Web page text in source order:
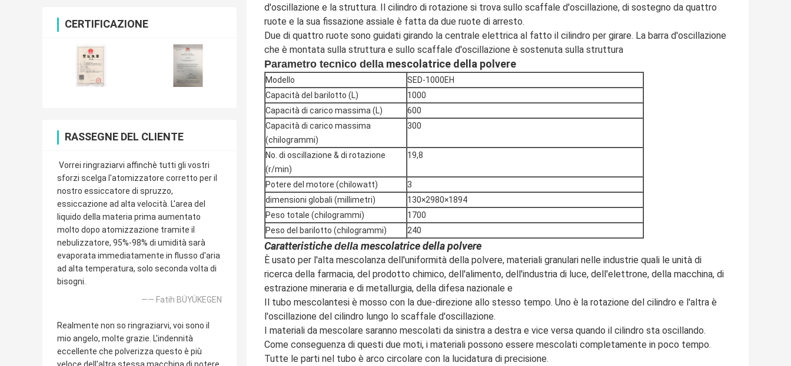
CERTIFICAZIONE
RASSEGNE DEL CLIENTE
Vorrei ringraziarvi affinchè tutti gli vostri
sforzi scelga l'atomizzatore corretto per il
nostro essiccatore di spruzzo,
essiccazione ad alta velocità. L'area del
liquido della materia prima aumentato
molto dopo atomizzazione tramite il
nebulizzatore, 95%-98% di umidità sarà
evaporata immediatamente in flusso d'aria
ad alta temperatura, solo seconda volta di
bisogni.
—— Fatih BÜYÜKEGEN
Realmente non so ringraziarvi, voi sono il
mio angelo, molte grazie. L'indennità
eccellente che polverizza questo è più
d'oscillazione e la struttura. Il cilindro di rotazione si trova sullo scaffale d'oscillazione, di sostegno da quattro
ruote e la sua fissazione assiale è fatta da due ruote di arresto.
Due di quattro ruote sono guidati girando la centrale elettrica al fatto il cilindro per girare. La barra d'oscillazione
che è montata sulla struttura e sullo scaffale d'oscillazione è sostenuta sulla struttura
Parametro tecnico della mescolatrice della polvere
Modello
SED-1000EH
Capacità del barilotto (L)
1000
Capacità di carico massima (L)
600
Capacità di carico massima
(chilogrammi)
300
No. di oscillazione & di rotazione
(r/min)
19,8
Potere del motore (chilowatt)
3
dimensioni globali (millimetri)
130×2980×1894
Peso totale (chilogrammi)
1700
Peso del barilotto (chilogrammi)
240
Caratteristiche della mescolatrice della polvere
È usato per l'alta mescolanza dell'uniformità della polvere, materiali granulari nelle industrie quali le unità di
ricerca della farmacia, del prodotto chimico, dell'alimento, dell'industria di luce, dell'elettrone, della macchina, di
estrazione mineraria e di metallurgia, della difesa nazionale e
Il tubo mescolantesi è mosso con la due-direzione allo stesso tempo. Uno è la rotazione del cilindro e l'altra è
l'oscillazione del cilindro lungo lo scaffale d'oscillazione.
I materiali da mescolare saranno mescolati da sinistra a destra e vice versa quando il cilindro sta oscillando.
Come conseguenza di questi due moti, i materiali possono essere mescolati completamente in poco tempo.
Tutte le parti nel tubo è arco circolare con la lucidatura di precisione.